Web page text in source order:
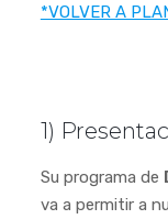
*VOLVER A
1)
Su programa de
va a permitir a